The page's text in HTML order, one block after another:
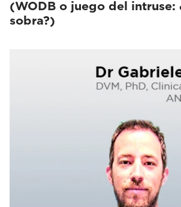
(WODB o juego del intruse:
sobra?)